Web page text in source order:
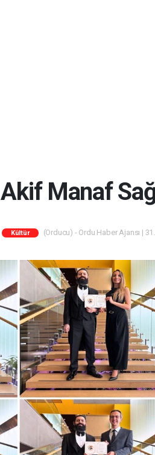
Akif Manaf
Kültür (Orducu) - Ordu Haber Ajansı |